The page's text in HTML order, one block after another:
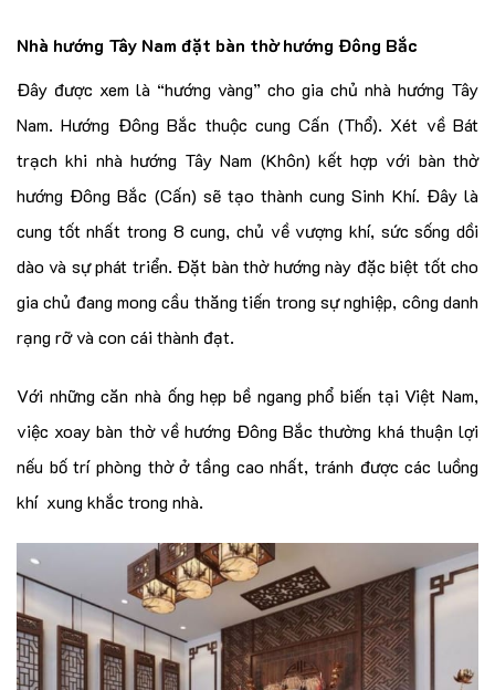
Nhà hướng Tây Nam đặt bàn thờ hướng Đông Bắc
Đây được xem là “hướng vàng” cho gia chủ nhà hướng Tây
Nam. Hướng Đông Bắc thuộc cung Cấn (Thổ). Xét về Bát
trạch khi nhà hướng Tây Nam (Khôn) kết hợp với bàn thờ
hướng Đông Bắc (Cấn) sẽ tạo thành cung Sinh Khí. Đây là
cung tốt nhất trong 8 cung, chủ về vượng khí, sức sống dồi
dào và sự phát triển. Đặt bàn thờ hướng này đặc biệt tốt cho
gia chủ đang mong cầu thăng tiến trong sự nghiệp, công danh
rạng rỡ và con cái thành đạt.
Với những căn nhà ống hẹp bề ngang phổ biến tại Việt Nam,
việc xoay bàn thờ về hướng Đông Bắc thường khá thuận lợi
nếu bố trí phòng thờ ở tầng cao nhất, tránh được các luồng
khí xung khắc trong nhà.